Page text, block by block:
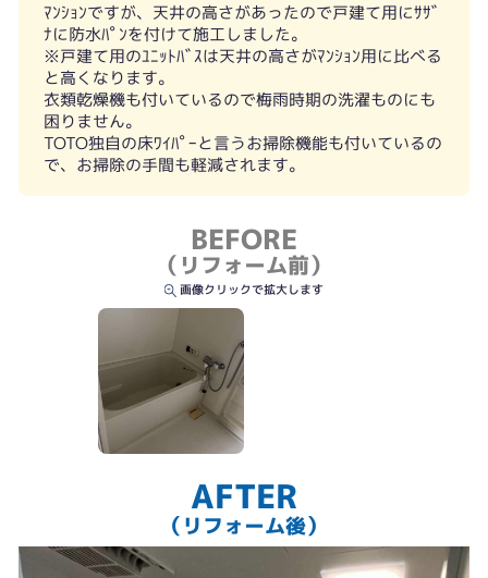
ﾏﾝｼｮﾝですが、天井の高さがあったので戸建て用にｻｻﾞ
ﾅに防水ﾊﾟﾝを付けて施工しました。
※戸建て用のﾕﾆｯﾄﾊﾞｽは天井の高さがﾏﾝｼｮﾝ用に比べる
と高くなります。
衣類乾燥機も付いているので梅雨時期の洗濯ものにも
困りません。
TOTO独自の床ﾜｲﾊﾟｰと言うお掃除機能も付いているの
で、お掃除の手間も軽減されます。
BEFORE
（リフォーム前）
画像クリックで拡大します
AFTER
（リフォーム後）